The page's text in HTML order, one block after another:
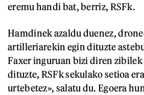
eremu handi bat, berriz, RSFk.
Hamdinek azaldu duenez,
artilleriarekin egin dituzte
Faxer inguruan bizi diren zibilek
dituzte, RSFk sekulako setioa
urtebetez», salatu du. Egoera